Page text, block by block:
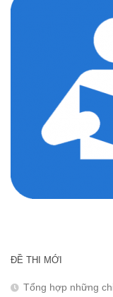
ĐỀ THI MỚI
Tổng hợp những